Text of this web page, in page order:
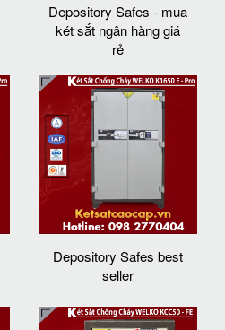
Depository Safes - mua
két sắt ngân hàng giá
rẻ
Depository Safes best
seller